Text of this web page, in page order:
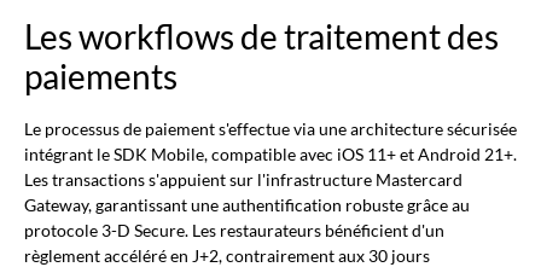
Les workflows de traitement des
paiements
Le processus de paiement s'effectue via une architecture sécurisée
intégrant le SDK Mobile, compatible avec iOS 11+ et Android 21+.
Les transactions s'appuient sur l'infrastructure Mastercard
Gateway, garantissant une authentification robuste grâce au
protocole 3-D Secure. Les restaurateurs bénéficient d'un
règlement accéléré en J+2, contrairement aux 30 jours